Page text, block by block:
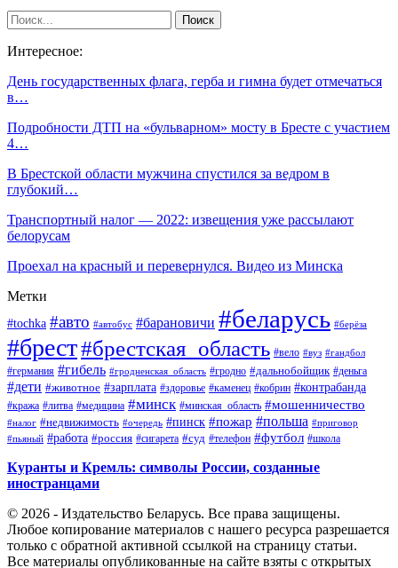
Интересное:
День государственных флага, герба и гимна будет отмечаться
в…
Подробности ДТП на «бульварном» мосту в Бресте с участием
4…
В Брестской области мужчина спустился за ведром в
глубокий…
Транспортный налог — 2022: извещения уже рассылают
белорусам
Проехал на красный и перевернулся. Видео из Минска
Метки
#tochka #авто #автобус #барановичи #беларусь #берёза
#брест#брестская_область #вело #вуз #гандбол
#германия #гибель #гродненская_область #гродно #дальнобойщик #деньга
#дети #животное #зарплата #здоровье #каменец #кобрин #контрабанда
#кража #литва #медицина #минск #минская_область #мошенничество
#налог #недвижимость #очередь #пинск #пожар #польша #приговор
#пьяный #работа #россия #сигарета #суд #телефон #футбол #школа
Куранты и Кремль: символы России, созданные
иностранцами
© 2026 - Издательство Беларусь. Все права защищены.
Любое копирование материалов с нашего ресурса разрешается
только с обратной активной ссылкой на страницу статьи.
Все материалы опубликованные на сайте взяты с открытых